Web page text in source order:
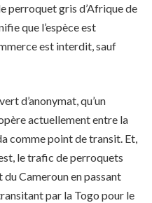
perroquet gris d’Afrique de
que l’espèce est
est interdit, sauf
d’anonymat, qu’un
actuellement entre la
comme point de transit. Et,
le trafic de perroquets
Cameroun en passant
par la Togo pour le